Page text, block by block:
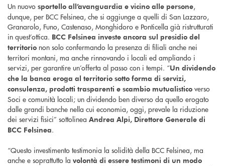
Un nuovo sportello all’avanguardia e vicino alle persone,
dunque, per BCC Felsinea, che si aggiunge a quelli di San Lazzaro,
Granarolo, Funo, Castenaso, Monghidoro e Ponticella già ristrutturati
in quest’ottica. BCC Felsinea investe ancora sul presidio del
territorio non solo confermando la presenza di filiali anche nei
territori montani, ma anche rinnovando i locali ed ampliando i
servizi, per garantire un’offerta al passo con i tempi. “Un dividendo
che la banca eroga al territorio sotto forma di servizi,
consulenza, prodotti trasparenti e scambio mutualistico verso
Soci e comunità locali; un dividendo ben diverso da quello erogato
dalle grandi banche nella cui economia, oggi, prevale la riduzione
dei servizi fisici” sottolinea Andrea Alpi, Direttore Generale di
BCC Felsinea.
“Questo investimento testimonia la solidità della BCC Felsinea, ma
anche e soprattutto la volontà di essere testimoni di un modo